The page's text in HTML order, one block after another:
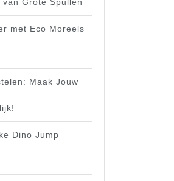
met Eco Moreels
Maak Jouw
Dino Jump